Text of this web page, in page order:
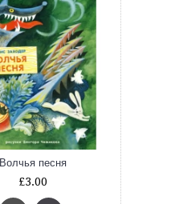
Волчья песня
£3.00